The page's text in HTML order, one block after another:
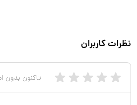
نظرات کاربران
تاکنون بدون